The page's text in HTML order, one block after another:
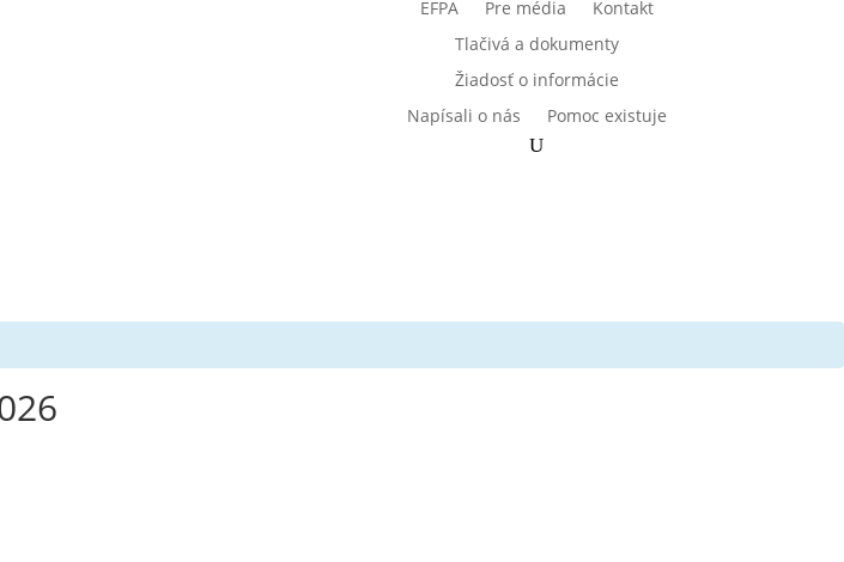
EFPA
Pre média
Kontakt
Tlačivá a dokumenty
Žiadosť o informácie
Napísali o nás
Pomoc existuje